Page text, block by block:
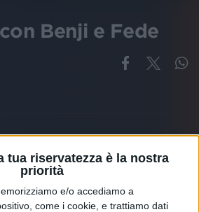
tua riservatezza è la nostra
priorità
e/o accediamo a
come i cookie, e trattiamo dati
Benji e Fede